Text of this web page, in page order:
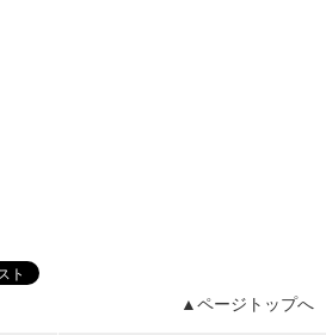
▲ページトップへ